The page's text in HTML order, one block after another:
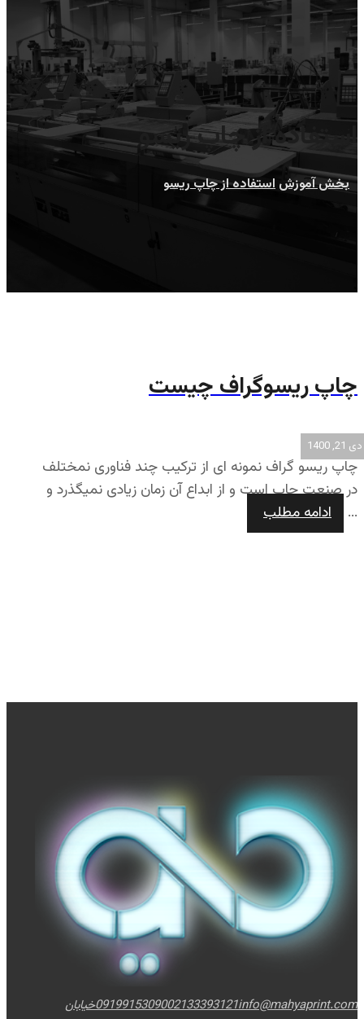
استفاده از چاپ ریسو
بخش آموزش استفاده از چاپ ریسو
چاپ ریسوگراف چیست
دی 21, 1400
چاپ ریسو گراف نمونه ای از ترکیب چند فناوری نمختلف
در صنعت چاپ است و از ابداع آن زمان زیادی نمیگذرد و
...
ادامه مطلب
0919915309002133393121info@mahyaprint.com
خیابان